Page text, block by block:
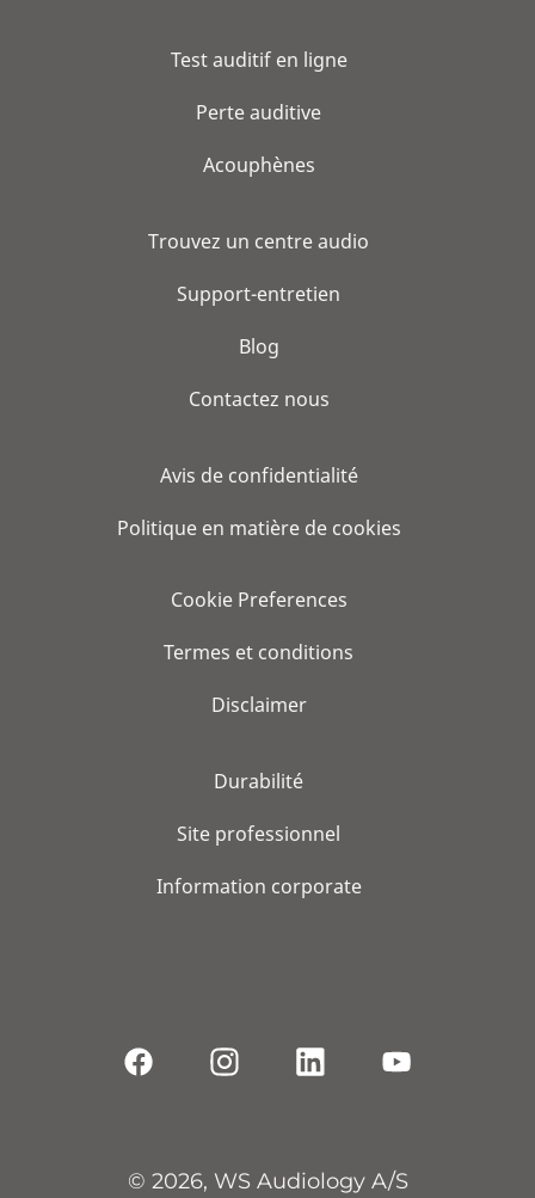
Test auditif en ligne
Perte auditive
Acouphènes
Trouvez un centre audio
Support-entretien
Blog
Contactez nous
Avis de confidentialité
Politique en matière de cookies
Cookie Preferences
Termes et conditions
Disclaimer
Durabilité
Site professionnel
Information corporate
© 2026, WS Audiology A/S